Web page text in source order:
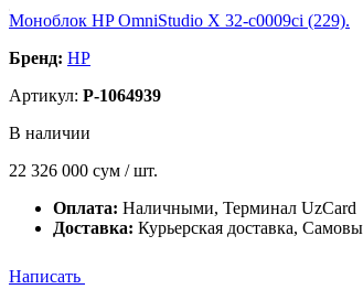
Моноблок HP OmniStudio X 32-c0009ci (229).
Бренд: HP
Артикул: P-1064939
В наличии
22 326 000 сум / шт.
Оплата: Наличными, Терминал UzCard
Доставка: Курьерская доставка,
Написать